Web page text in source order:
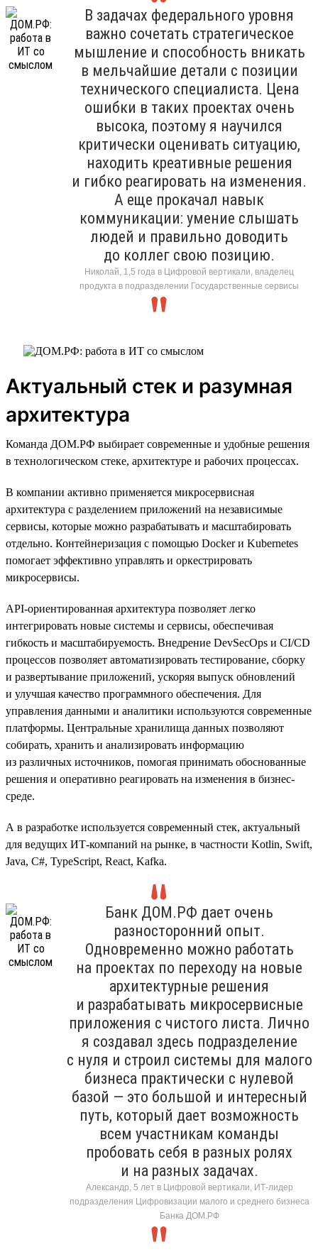
В задачах федерального уровня
важно сочетать стратегическое
мышление и способность вникать
в мельчайшие детали с позиции
технического специалиста. Цена
ошибки в таких проектах очень
высока, поэтому я научился
критически оценивать ситуацию,
находить креативные решения
и гибко реагировать на изменения.
А еще прокачал навык
коммуникации: умение слышать
людей и правильно доводить
до коллег свою позицию.
Николай, 1,5 года в Цифровой вертикали, владелец
продукта в подразделении Государственные сервисы
Актуальный стек и разумная
архитектура
Команда ДОМ.РФ выбирает современные и удобные решения
в технологическом стеке, архитектуре и рабочих процессах.
В компании активно применяется микросервисная
архитектура с разделением приложений на независимые
сервисы, которые можно разрабатывать и масштабировать
отдельно. Контейнеризация с помощью Docker и Kubernetes
помогает эффективно управлять и оркестрировать
микросервисы.
API-ориентированная архитектура позволяет легко
интегрировать новые системы и сервисы, обеспечивая
гибкость и масштабируемость. Внедрение DevSecOps и CI/CD
процессов позволяет автоматизировать тестирование, сборку
и развертывание приложений, ускоряя выпуск обновлений
и улучшая качество программного обеспечения. Для
управления данными и аналитики используются современные
платформы. Центральные хранилища данных позволяют
собирать, хранить и анализировать информацию
из различных источников, помогая принимать обоснованные
решения и оперативно реагировать на изменения в бизнес-
среде.
А в разработке используется современный стек, актуальный
для ведущих ИТ-компаний на рынке, в частности Kotlin, Swift,
Java, C#, TypeScript, React, Kafka.
Банк ДОМ.РФ дает очень
разносторонний опыт.
Одновременно можно работать
на проектах по переходу на новые
архитектурные решения
и разрабатывать микросервисные
приложения с чистого листа. Лично
я создавал здесь подразделение
с нуля и строил системы для малого
бизнеса практически с нулевой
базой — это большой и интересный
путь, который дает возможность
всем участникам команды
пробовать себя в разных ролях
и на разных задачах.
Александр, 5 лет в Цифровой вертикали, ИТ-лидер
подразделения Цифровизации малого и среднего бизнеса
Банка ДОМ.РФ